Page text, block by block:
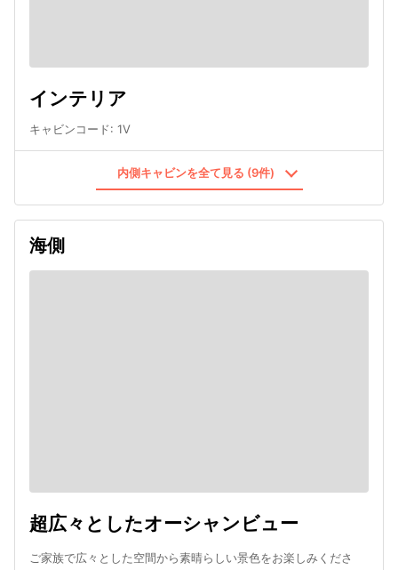
インテリア
キャビンコード: 1V
内側キャビンを全て見る (9件)
海側
超広々としたオーシャンビュー
ご家族で広々とした空間から素晴らしい景色をお楽しみくださ